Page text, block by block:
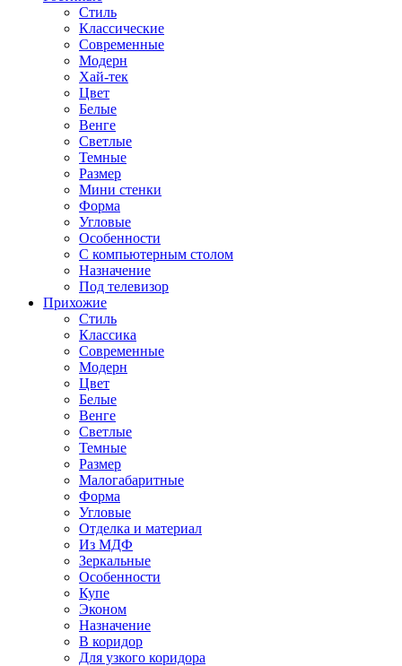
Стиль
Классические
Современные
Модерн
Хай-тек
Цвет
Белые
Венге
Светлые
Темные
Размер
Мини стенки
Форма
Угловые
Особенности
С компьютерным столом
Назначение
Под телевизор
Прихожие
Стиль
Классика
Современные
Модерн
Цвет
Белые
Венге
Светлые
Темные
Размер
Малогабаритные
Форма
Угловые
Отделка и материал
Из МДФ
Зеркальные
Особенности
Купе
Эконом
Назначение
В коридор
Для узкого коридора